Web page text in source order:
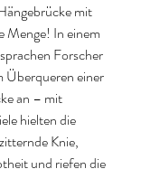
mit
Menge! In einem
Forscher
Überqueren einer
an – mit
hielten die
Knie,
und riefen die